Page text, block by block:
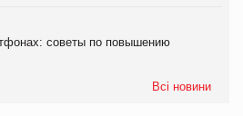
советы по повышению
Всі новини